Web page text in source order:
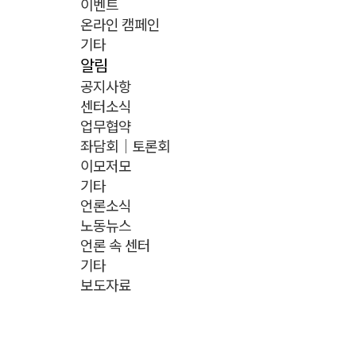
온라인 캠페인
기타
알림
공지사항
센터소식
업무협약
좌담회｜토론회
이모저모
기타
언론소식
노동뉴스
언론 속 센터
기타
보도자료